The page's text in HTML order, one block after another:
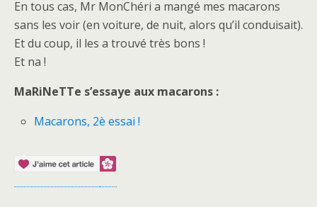
En tous cas, Mr MonChéri a mangé mes macarons
sans les voir (en voiture, de nuit, alors qu’il conduisait).
Et du coup, il les a trouvé très bons !
Et na !
MaRiNeTTe s’essaye aux macarons :
Macarons, 2è essai !